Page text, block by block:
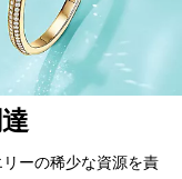
ーの稀少な資源を責